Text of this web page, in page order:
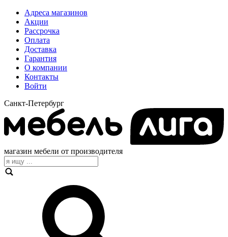
Адреса магазинов
Акции
Рассрочка
Оплата
Доставка
Гарантия
О компании
Контакты
Войти
Санкт-Петербург
магазин мебели от производителя